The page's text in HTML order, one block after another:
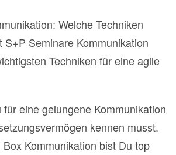
Welche Techniken
S+P Seminare Kommunikation
Techniken für eine agile
eine gelungene Kommunikation
kennen musst.
Kommunikation bist Du top